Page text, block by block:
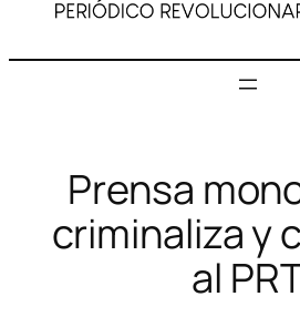
Prensa
criminaliza y
al